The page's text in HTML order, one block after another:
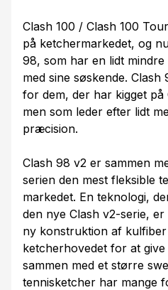
Clash 100 / Clash 100
på ketchermarkedet, og
98, som har en lidt mindre
med sine søskende.
for dem, der har kigget på
men som leder efter lidt
præcision.
Clash 98 v2 er sammen
serien den mest fleksible
markedet. En teknologi,
den nye Clash v2-serie, er
ny konstruktion af
ketcherhovedet for at
sammen med et større
tennisketcher har mange